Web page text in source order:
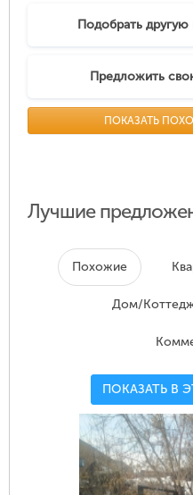
Подобрать другую
Предложить
ПОКАЗАТЬ
Лучшие
Похожие
Дом/
ПОКАЗАТЬ В